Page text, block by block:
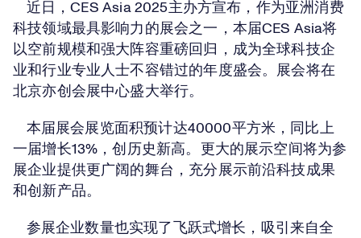
近日，CES Asia 2025主办方宣布，作为亚洲消费
科技领域最具影响力的展会之一，本届CES Asia将
以空前规模和强大阵容重磅回归，成为全球科技企
业和行业专业人士不容错过的年度盛会。展会将在
北京亦创会展中心盛大举行。
本届展会展览面积预计达40000平方米，同比上
一届增长13%，创历史新高。更大的展示空间将为参
展企业提供更广阔的舞台，充分展示前沿科技成果
和创新产品。
参展企业数量也实现了飞跃式增长，吸引来自全